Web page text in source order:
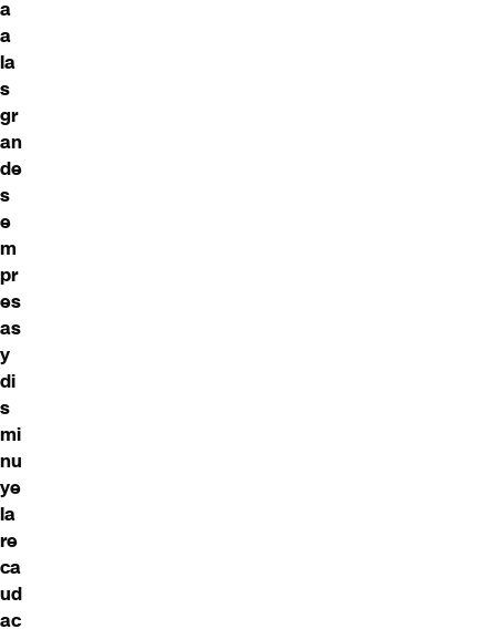
a
a
la
s
gr
an
de
s
e
m
pr
es
as
y
di
s
mi
nu
ye
la
re
ca
ud
ac